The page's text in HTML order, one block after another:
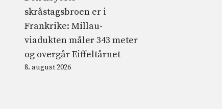
skråstagsbroen er i
Frankrike: Millau-
viadukten måler 343 meter
og overgår Eiffeltårnet
8. august 2026